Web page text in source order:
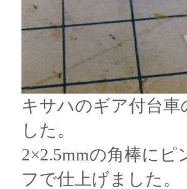
キサハのギア付台
した。
2×2.5mmの角棒に
フで仕上げました。